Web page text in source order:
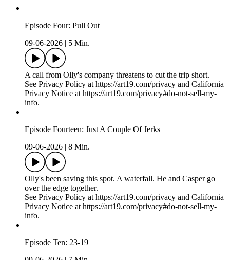
Episode Four: Pull Out
09-06-2026
5 Min.
A call from Olly's company threatens to cut the trip short.
See Privacy Policy at https://art19.com/privacy and California
Privacy Notice at https://art19.com/privacy#do-not-sell-my-
info.
Episode Fourteen: Just A Couple Of Jerks
09-06-2026
8 Min.
Olly's been saving this spot. A waterfall. He and Casper go
over the edge together.
See Privacy Policy at https://art19.com/privacy and California
Privacy Notice at https://art19.com/privacy#do-not-sell-my-
info.
Episode Ten: 23-19